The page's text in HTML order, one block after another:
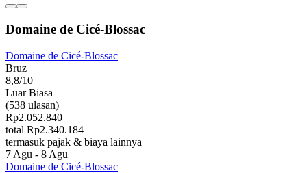
Domaine de Cicé-Blossac
Domaine de Cicé-Blossac
Bruz
8,8/10
Luar Biasa
(538 ulasan)
Rp2.052.840
total Rp2.340.184
termasuk pajak & biaya lainnya
7 Agu - 8 Agu
Domaine de Cicé-Blossac